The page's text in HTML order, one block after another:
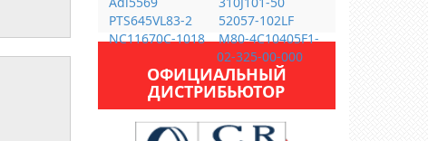
PTS645VL83-2
52057-102LF
NC11670C-1018
M80-4C10405F1-
02-325-00-000
ОФИЦИАЛЬНЫЙ
ДИСТРИБЬЮТОР